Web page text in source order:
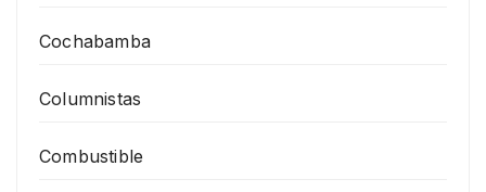
Cochabamba
Columnistas
Combustible